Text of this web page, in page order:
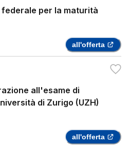
per la maturità
all'offerta
all'esame di
di Zurigo (UZH)
all'offerta